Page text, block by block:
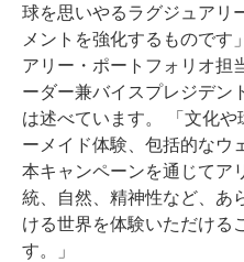
球を思いやるラグジュアリ
メントを強化するものです
アリー・ポートフォリオ担
ーダー兼バイスプレジデン
は述べています。
「文化
ーメイド体験、包括的なウ
本キャンペーンを通じてア
統、自然、精神性など、あ
ける世界を体験いただける
す。」